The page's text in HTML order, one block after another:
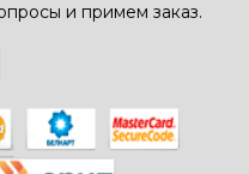
и примем заказ.